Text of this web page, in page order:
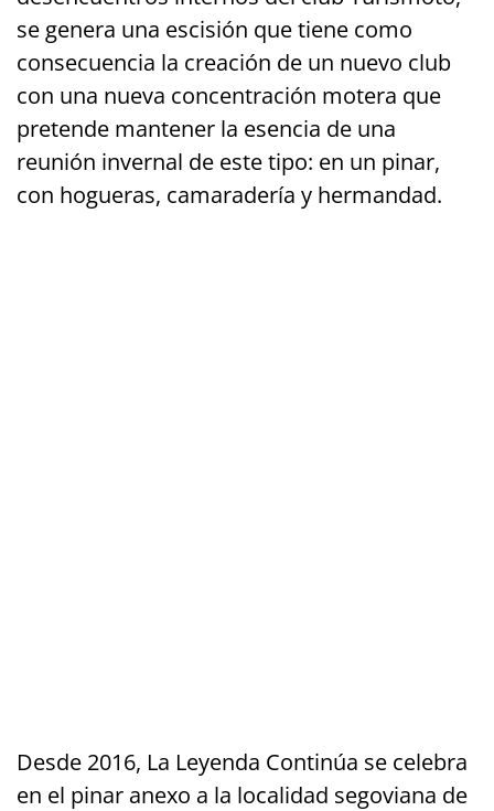
se genera una escisión que tiene como
consecuencia la creación de un nuevo club
con una nueva concentración motera que
pretende mantener la esencia de una
reunión invernal de este tipo: en un pinar,
con hogueras, camaradería y hermandad.
Desde 2016, La Leyenda Continúa se celebra
en el pinar anexo a la localidad segoviana de